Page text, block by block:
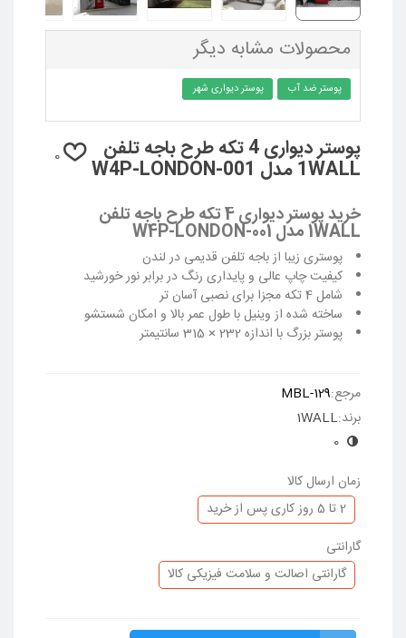
محصولات مشابه دیگر
پوستر ضد آب پوستر دیواری شهر
پوستر دیواری 4 تکه طرح باجه تلفن
1WALL مدل W4P-LONDON-001 0
خرید پوستر دیواری 4 تکه طرح باجه تلفن
1WALL مدل W4P-LONDON-001
پوستری زیبا از باجه تلفن قدیمی در لندن
کیفیت چاپ عالی و پایداری رنگ در برابر نور خورشید
شامل 4 تکه مجزا برای نصبی آسان تر
ساخته شده از وینیل با طول عمر بالا و امکان شستشو
پوستر بزرگ با اندازه 232 × 315 سانتیمتر
مرجع:MBL-129
برند:1WALL
0
زمان ارسال کالا
2 تا 5 روز کاری پس از خرید
گارانتی
گارانتی اصالت و سلامت فیزیکی کالا